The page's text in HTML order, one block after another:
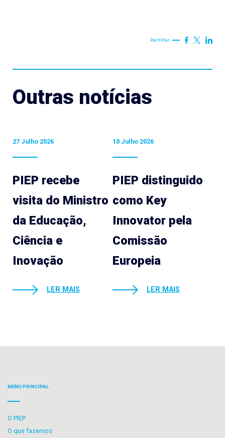
Partilhar
Outras notícias
27 Julho 2026
PIEP recebe
visita do Ministro
da Educação,
Ciência e
Inovação
LER MAIS
10 Julho 2026
PIEP distinguido
como Key
Innovator pela
Comissão
Europeia
LER MAIS
MENU PRINCIPAL
O PIEP
O que fazemos